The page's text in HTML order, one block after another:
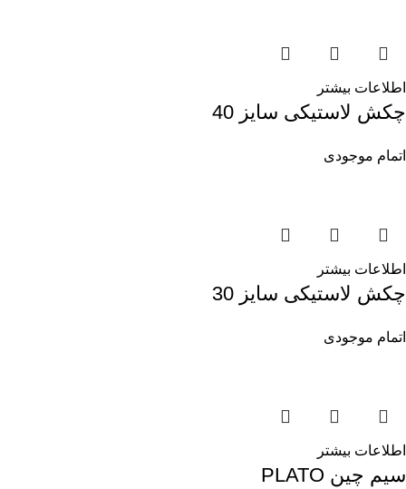
اطلاعات بیشتر
چکش لاستیکی سایز 40
اتمام موجودی
اطلاعات بیشتر
چکش لاستیکی سایز 30
اتمام موجودی
اطلاعات بیشتر
سیم چین PLATO